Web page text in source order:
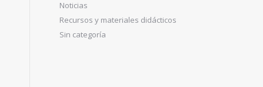
Noticias
Recursos y materiales didácticos
Sin categoría